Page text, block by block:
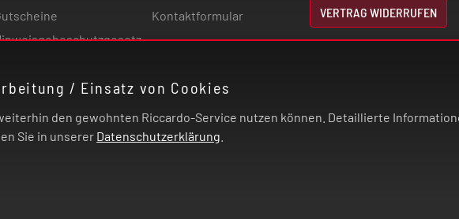
/ Einsatz von Cookies
den gewohnten Riccardo-Service nutzen können. Detaillierte
Sie in unserer Datenschutzerklärung
Kontaktformular VERTRAG WIDERRUFEN